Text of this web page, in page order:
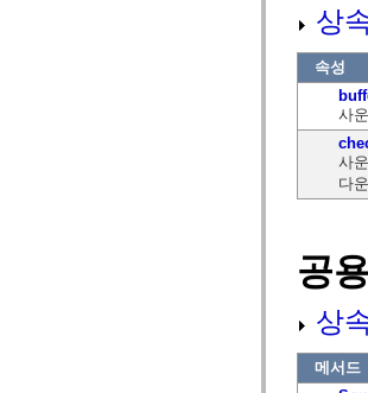
mx.automation.delegates.advancedDataGrid
상
속성
사
사
다
공
상
메서드